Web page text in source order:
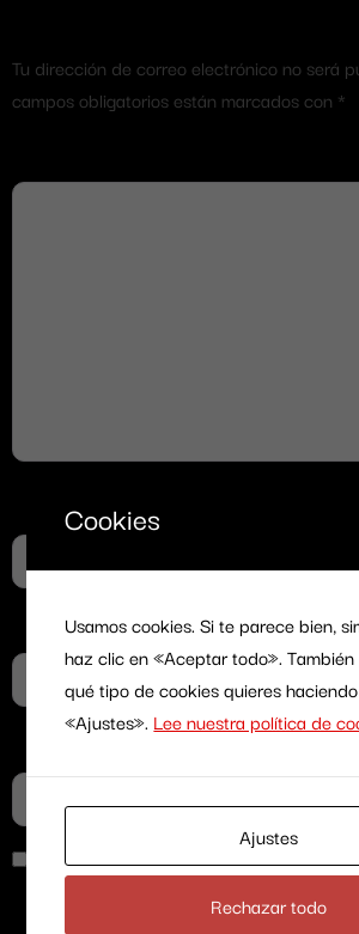
Tu dirección de correo electrónico no será
campos obligatorios están marcados con *
Nombre
Correo electrónico
Guarda mi nombre, correo
Cookies
Usamos cookies. Si te parece bien,
haz clic en «Aceptar todo».
qué tipo de cookies quieres
«Ajustes». Lee nuestra política de
Ajustes
Rechazar todo